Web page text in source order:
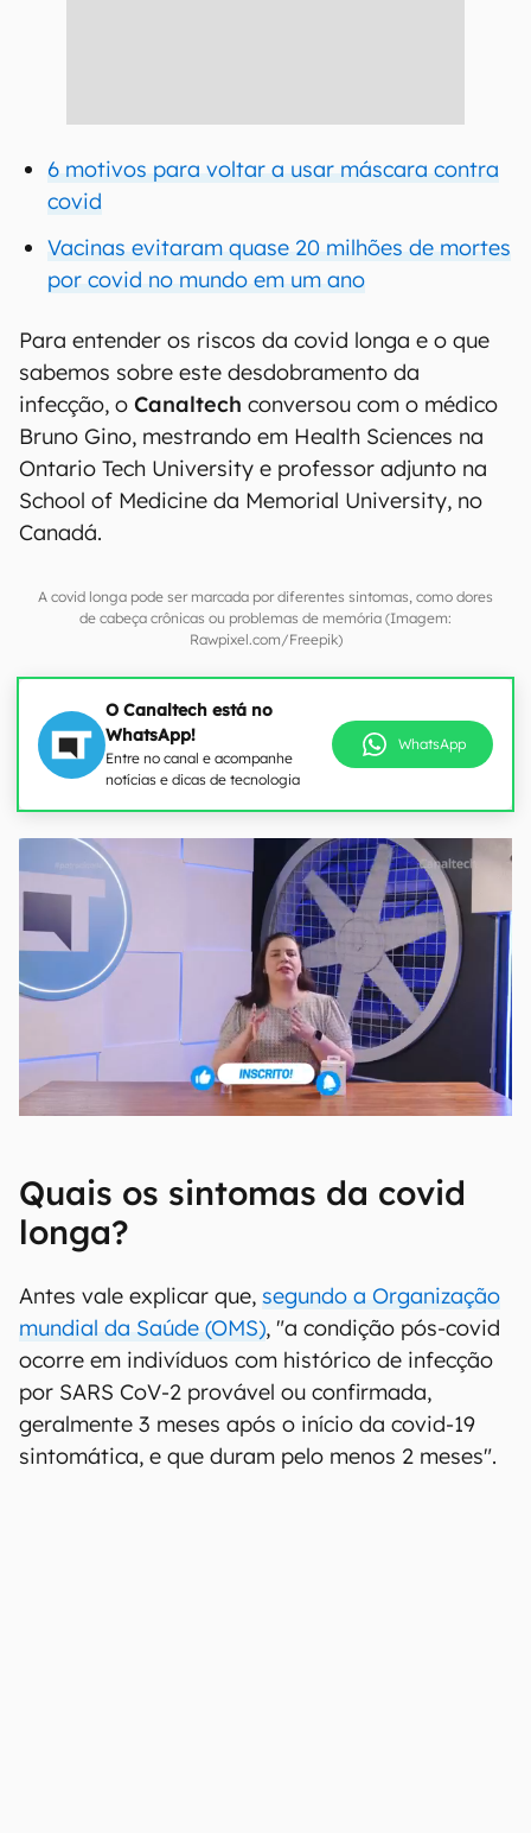
6 motivos para voltar a usar máscara contra
covid
Vacinas evitaram quase 20 milhões de mortes
por covid no mundo em um ano
Para entender os riscos da covid longa e o que
sabemos sobre este desdobramento da
infecção, o Canaltech conversou com o médico
Bruno Gino, mestrando em Health Sciences na
Ontario Tech University e professor adjunto na
School of Medicine da Memorial University, no
Canadá.
A covid longa pode ser marcada por diferentes sintomas, como dores
de cabeça crônicas ou problemas de memória (Imagem:
Rawpixel.com/Freepik)
O Canaltech está no
WhatsApp!
Entre no canal e acompanhe
notícias e dicas de tecnologia
WhatsApp
Quais os sintomas da covid
longa?
Antes vale explicar que, segundo a Organização
mundial da Saúde (OMS), "a condição pós-covid
ocorre em indivíduos com histórico de infecção
por SARS CoV-2 provável ou confirmada,
geralmente 3 meses após o início da covid-19
sintomática, e que duram pelo menos 2 meses".